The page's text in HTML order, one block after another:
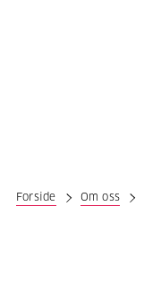
Forside Om oss